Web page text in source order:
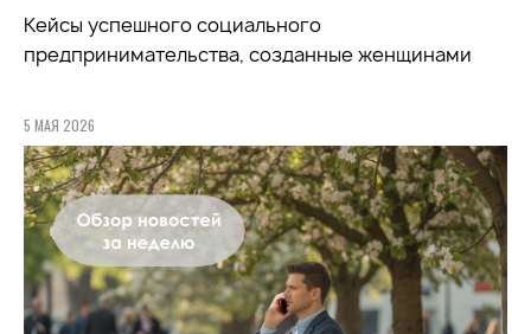
Кейсы успешного социального
предпринимательства, созданные женщинами
5 МАЯ 2026